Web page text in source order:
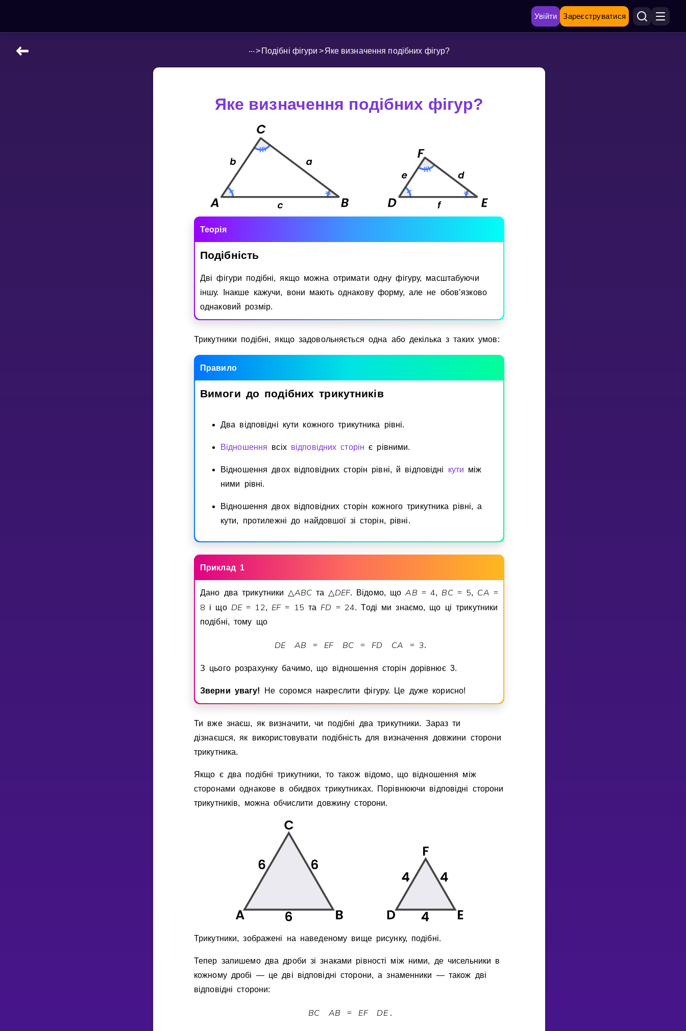
Увійти Зареєструватися
Invite a Friend
...> Подібні фігури >Яке визначення подібних фігур?
Яке визначення подібних фігур?
Теорiя
Подiбнiсть
Двi фiгури подiбнi, якщо можна отримати одну фiгуру, масштабуючи
iншу. Iнакше кажучи, вони мають однакову форму, але не обов’язково
однаковий розмiр.
Трикутники подiбнi, якщо задовольняється одна або декiлька з таких умов:
Правило
Вимоги до подiбних трикутникiв
Два вiдповiднi кути кожного трикутника рiвнi.
Вiдношення всiх вiдповiдних сторiн є рiвними.
Вiдношення двох вiдповiдних сторiн рiвнi, й вiдповiднi кути мiж
ними рiвнi.
Вiдношення двох вiдповiдних сторiн кожного трикутника рiвнi, а
кути, протилежнi до найдовшої зi сторiн, рiвнi.
Приклад 1
Дано два трикутники △ABCта △DEF. Вiдомо, щоAB = 4, BC = 5, CA =
8 i що DE = 1 2, EF = 1 5 та FD = 24. Тодi ми знаємо, що цi трикутники
подiбнi, тому що
DE AB = EF BC = FD CA = 3.
З цього розрахунку бачимо, що вiдношення сторiн дорiвнює 3.
Зверни увагу! Не соромся накреслити фiгуру. Це дуже корисно!
Ти вже знаєш, як визначити, чи подiбнi два трикутники. Зараз ти
дiзнаєшся, як використовувати подiбнiсть для визначення довжини сторони
трикутника.
Якщо є два подiбнi трикутники, то також вiдомо, що вiдношення мiж
сторонами однакове в обидвох трикутниках. Порiвнюючи вiдповiднi сторони
трикутникiв, можна обчислити довжину сторони.
Трикутники, зображенi на наведеному вище рисунку, подiбнi.
Тепер запишемо два дроби зi знаками рiвностi мiж ними, де чисельники в
кожному дробi — це двi вiдповiднi сторони, а знаменники — також двi
вiдповiднi сторони:
BC AB = EF DE .